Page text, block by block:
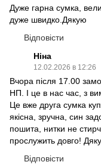
Дуже гарна сумка,
дуже швидко.Дякую
Відповісти
Ніна
12.02.2026 в 12:26
Вчора після 17.00
НП. І це в нас час, з
Це вже друга сумка
якісна, зручна, син
пошита, нитки не
прослужить довго!
Відповісти